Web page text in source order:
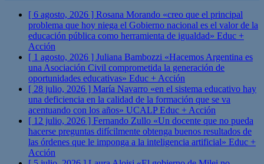
[ 6 agosto, 2026 ] Rosana Morando «creo que el principal
problema que hoy niega el Gobierno nacional es el valor de la
educación pública como herramienta de igualdad» Educ +
Acción
[ 1 agosto, 2026 ] Juliana Bambozzi «Hacemos Argentina es
una Asociación Civil comprometida la generación de
oportunidades educativas» Educ + Acción
[ 28 julio, 2026 ] María Navarro «en el sistema educativo hay
una deficiencia en la calidad de la formación que se va
acentuando con los años» UCALPEduc + Acción
[ 12 julio, 2026 ] Fernando Zullo «Un docente que no pueda
hacerse preguntas difícilmente obtenga buenos resultados de
las órdenes que le imponga a la inteligencia artificial» Educ +
Acción